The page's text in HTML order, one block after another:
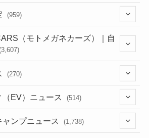
(44)
(60)
(252)
(249)
(306)
(6,957)
(2,473)
(1,226)
(959)
(352)
（モトメガネカーズ）｜自
(186)
(270)
(211)
EV）ニュース (514)
(132)
ンプニュース (1,738)